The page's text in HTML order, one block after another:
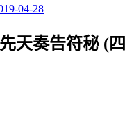
04-28
天奏告符秘 (四